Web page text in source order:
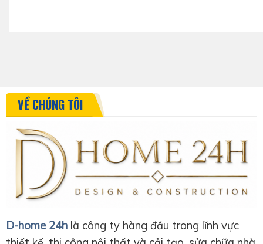
VỀ CHÚNG TÔI
D-home 24h là công ty hàng đầu trong lĩnh vực